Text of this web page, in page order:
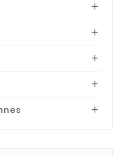




